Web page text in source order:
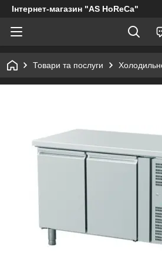
Інтернет-магазин "AS HoReCa"
Товари та послуги